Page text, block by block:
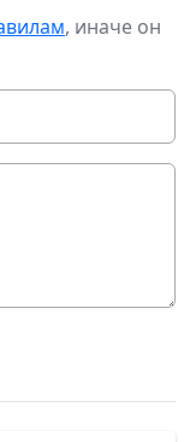
, иначе он